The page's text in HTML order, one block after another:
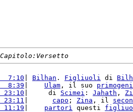
7:10 Bilhan . Figliuoli di
8:39 Ulam , il suo
23:10 |     di Scimei : Jahath ,
23:11 capo ; Zina , il
11:19 partorì questi